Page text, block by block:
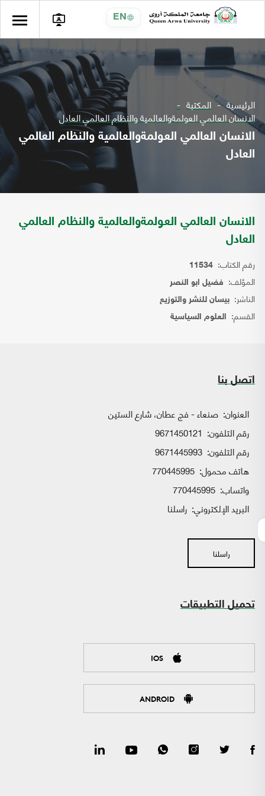
EN
الرئيسية المكتبة
الانسان العالمي العولمةوالعالمية والنظام العالمي العادل
الانسان العالمي العولمةوالعالمية والنظام العالمي
العادل
الانسان العالمي العولمةوالعالمية والنظام العالمي
العادل
رقم الكتاب: 11534
المؤلف: فضيل ابو النصر
الناشر: بيسان للنشر والتوزيع
القسم: العلوم السياسية
اتصل بنا
العنوان: صنعاء - فج عطان، شارع الستين
رقم التلفون: 9671450121
رقم التلفون: 9671445993
هاتف محمول: 770445995
واتساب:
البريد الإلكتروني: راسلنا
راسلنا
تحميل التطبيقات
IOS
ANDROID